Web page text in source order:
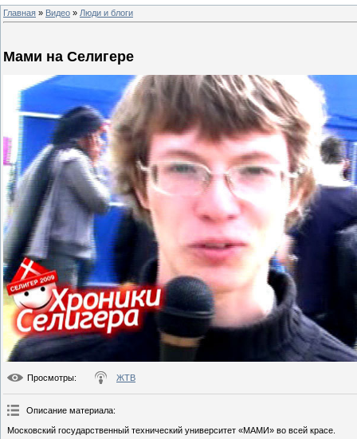
Главная » Видео » Люди и блоги
Мами на Селигере
Просмотры: ЖТВ
Описание материала:
Московский государственный технический университет «МАМИ» во всей красе.